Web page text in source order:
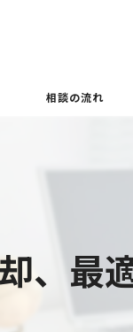
相談の流れ
、最